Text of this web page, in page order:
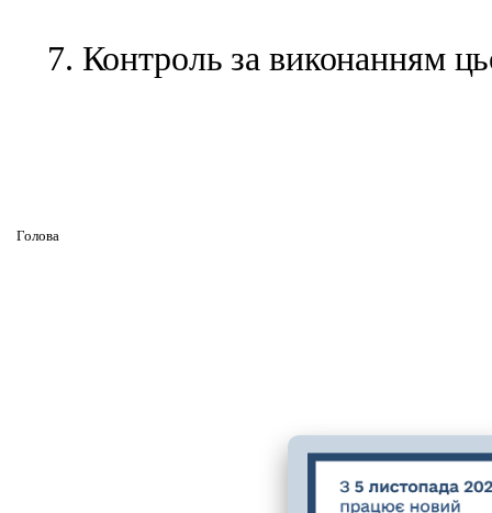
7. Контроль за виконанням
Головa